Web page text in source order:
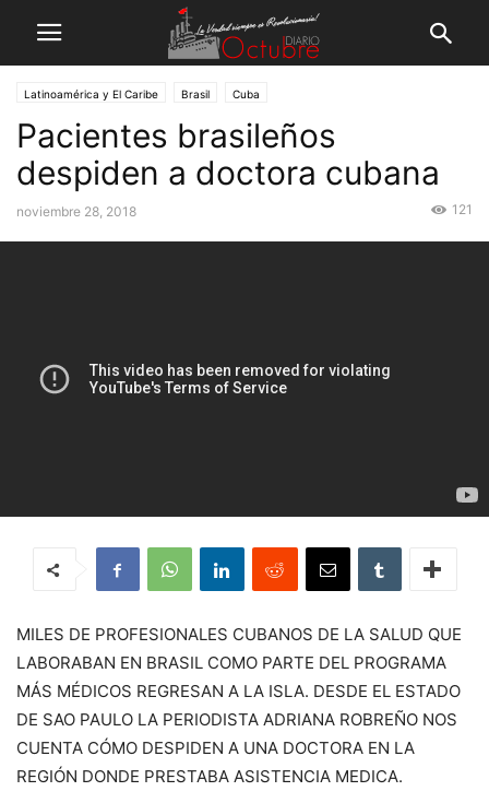
Latinoamérica y El Caribe Brasil Cuba
Pacientes brasileños
despiden a doctora cubana
noviembre 28, 2018 121
MILES DE PROFESIONALES CUBANOS DE LA SALUD QUE
LABORABAN EN BRASIL COMO PARTE DEL PROGRAMA
MÁS MÉDICOS REGRESAN A LA ISLA. DESDE EL ESTADO
DE SAO PAULO LA PERIODISTA ADRIANA ROBREÑO NOS
CUENTA CÓMO DESPIDEN A UNA DOCTORA EN LA
REGIÓN DONDE PRESTABA ASISTENCIA MEDICA.